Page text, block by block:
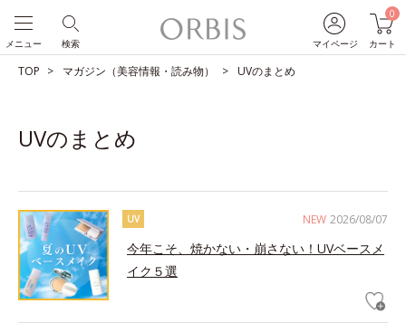
マイページ
0
カート
検索
メニュー
TOP マガジン（美容情報・読み物） UVのまとめ
UVのまとめ
NEW 2026/08/07
UV
今年こそ、焼かない・崩さない！UVベースメ
イク５選